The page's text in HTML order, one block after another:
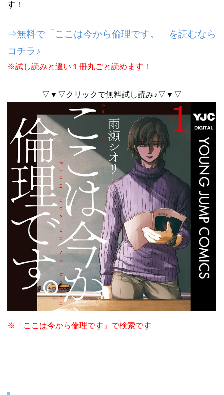
す！
⇒無料で「ここは今から倫理です。」を読むなら
コチラ♪
※試し読みと違い１冊丸ごと読めます！
▽▼▽クリックで無料試し読み♪▽▼▽
※「ここは今から倫理です」で検索です